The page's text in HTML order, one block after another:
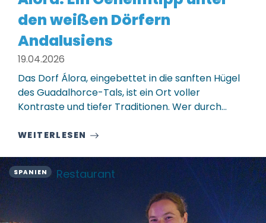
den weißen Dörfern
Andalusiens
19.04.2026
Das Dorf Álora, eingebettet in die sanften Hügel
des Guadalhorce-Tals, ist ein Ort voller
Kontraste und tiefer Traditionen. Wer durch…
WEITERLESEN
SPANIEN Restaurant